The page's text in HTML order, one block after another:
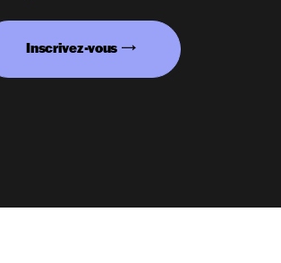
Inscrivez-vous